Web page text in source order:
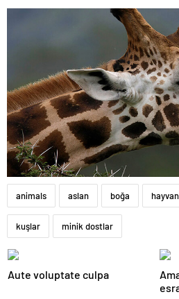
animals aslan boğa
kuşlar minik dostlar
Aute voluptate culpa